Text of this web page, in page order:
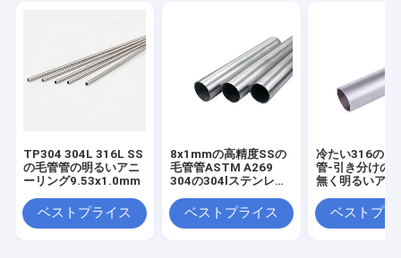
TP304 304L 316L SS
の毛管管の明るいアニ
ーリング9.53x1.0mm
ベストプライス
8x1mmの高精度SSの
毛管管ASTM A269
304の304lステンレス
ベストプライス
冷たい316の
管-引き分けの
無く明るいアニ
ベストプラ